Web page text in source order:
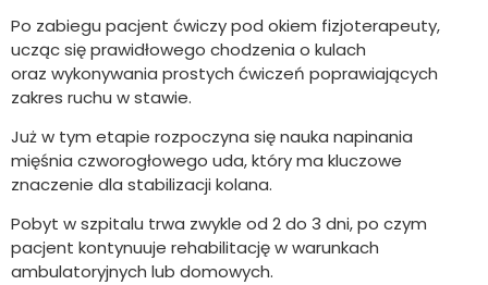
Po zabiegu pacjent ćwiczy pod okiem fizjoterapeuty,
ucząc się prawidłowego chodzenia o kulach
oraz wykonywania prostych ćwiczeń poprawiających
zakres ruchu w stawie.
Już w tym etapie rozpoczyna się nauka napinania
mięśnia czworogłowego uda, który ma kluczowe
znaczenie dla stabilizacji kolana.
Pobyt w szpitalu trwa zwykle od 2 do 3 dni, po czym
pacjent kontynuuje rehabilitację w warunkach
ambulatoryjnych lub domowych.